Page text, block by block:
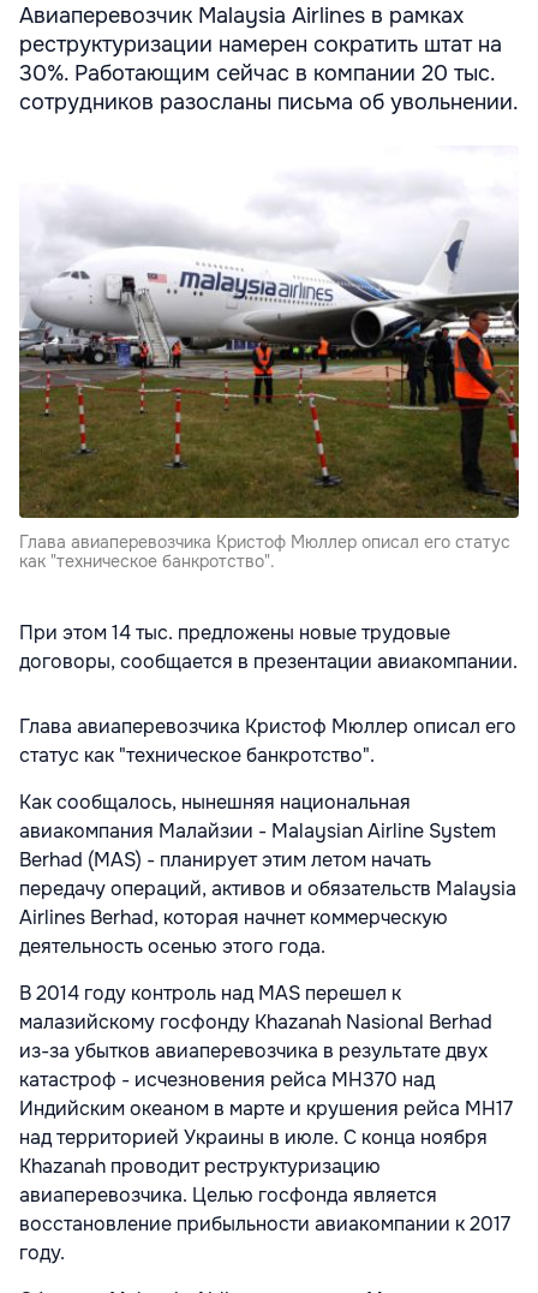
Авиаперевозчик Malaysia Airlines в рамках
реструктуризации намерен сократить штат на
30%. Работающим сейчас в компании 20 тыс.
сотрудников разосланы письма об увольнении.
Глава авиаперевозчика Кристоф Мюллер описал его статус
как "техническое банкротство".
При этом 14 тыс. предложены новые трудовые
договоры, сообщается в презентации авиакомпании.
Глава авиаперевозчика Кристоф Мюллер описал его
статус как "техническое банкротство".
Как сообщалось, нынешняя национальная
авиакомпания Малайзии - Malaysian Airline System
Berhad (MAS) - планирует этим летом начать
передачу операций, активов и обязательств Malaysia
Airlines Berhad, которая начнет коммерческую
деятельность осенью этого года.
В 2014 году контроль над MAS перешел к
малазийскому госфонду Khazanah Nasional Berhad
из-за убытков авиаперевозчика в результате двух
катастроф - исчезновения рейса MH370 над
Индийским океаном в марте и крушения рейса MH17
над территорией Украины в июле. С конца ноября
Khazanah проводит реструктуризацию
авиаперевозчика. Целью госфонда является
восстановление прибыльности авиакомпании к 2017
году.